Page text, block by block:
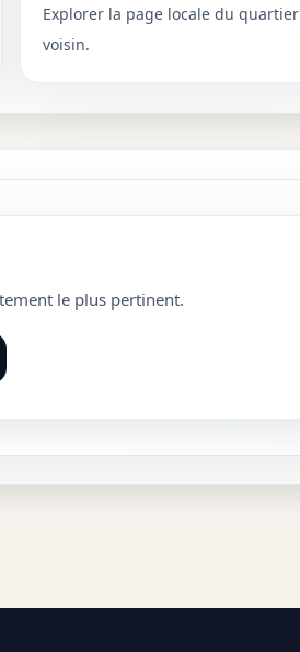
Explorer la page locale du quartier
voisin.
le plus pertinent.